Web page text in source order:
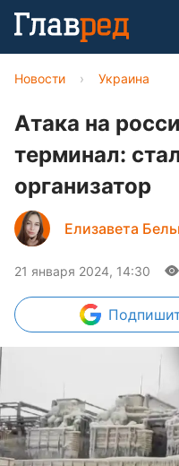
Новости › Украина
Атака на
терминал:
организатор
Елизавета
21 января 2024, 14:30